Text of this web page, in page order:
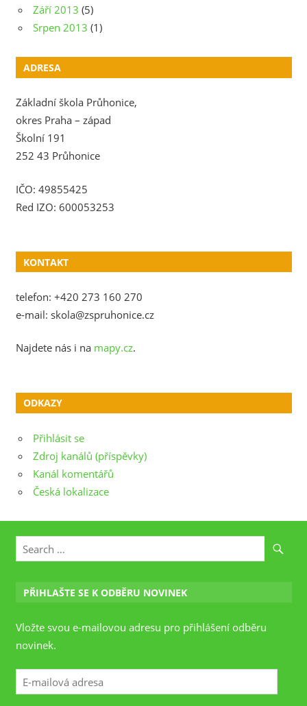
Září 2013 (5)
Srpen 2013 (1)
ADRESA
Základní škola Průhonice,
okres Praha – západ
Školní 191
252 43 Průhonice
IČO: 49855425
Red IZO: 600053253
KONTAKT
telefon: +420 273 160 270
e-mail: skola@zspruhonice.cz
Najdete nás i na mapy.cz.
ODKAZY
Přihlásit se
Zdroj kanálů (příspěvky)
Kanál komentářů
Česká lokalizace
PŘIHLAŠTE SE K ODBĚRU NOVINEK
Vložte svou e-mailovou adresu pro přihlášení odběru
novinek.
E-
mailová